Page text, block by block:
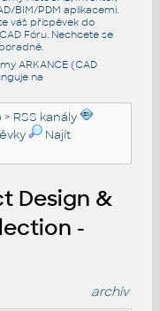
BIM/PDM aplikacemi.
váš příspěvek do
CAD Fóru. Nechcete se
.
ARKANCE (CAD
na
> RSS kanály
Najít
Design &
-
archiv